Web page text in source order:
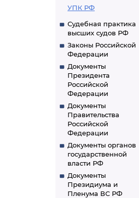
УПК РФ
Судебная практика
высших судов РФ
Законы Российской
Федерации
Документы
Президента
Российской
Федерации
Документы
Правительства
Российской
Федерации
Документы органов
государственной
власти РФ
Документы
Президиума и
Пленума ВС РФ